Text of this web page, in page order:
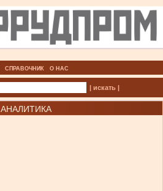
СПРАВОЧНИК О НАС
| искать |
АНАЛИТИКА